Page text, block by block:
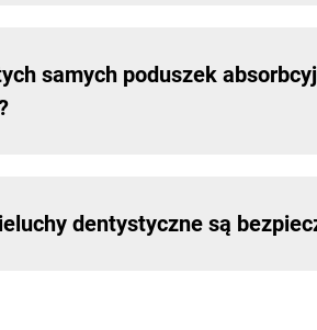
samych poduszek
dentystyczne są